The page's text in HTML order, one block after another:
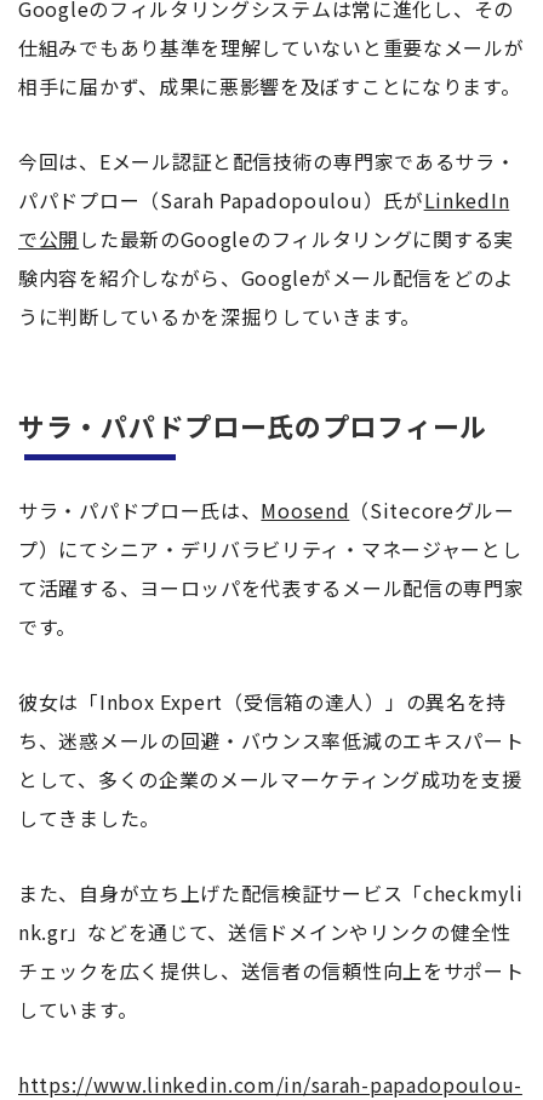
Googleのフィルタリングシステムは常に進化し、その
仕組みでもあり基準を理解していないと重要なメールが
相手に届かず、成果に悪影響を及ぼすことになります。
今回は、Eメール認証と配信技術の専門家であるサラ・
パパドプロー（Sarah Papadopoulou）氏がLinkedIn
で公開 した最新のGoogleのフィルタリングに関する実
験内容を紹介しながら、Googleがメール配信をどのよ
うに判断しているかを深掘りしていきます。
サラ・パパドプロー氏のプロフィール
サラ・パパドプロー氏は、 Moosend （Sitecoreグルー
プ）にてシニア・デリバラビリティ・マネージャーとし
て活躍する、ヨーロッパを代表するメール配信の専門家
です。
彼女は「Inbox Expert（受信箱の達人）」の異名を持
ち、迷惑メールの回避・バウンス率低減のエキスパート
として、多くの企業のメールマーケティング成功を支援
してきました。
また、自身が立ち上げた配信検証サービス「checkmyli
nk.gr」などを通じて、送信ドメインやリンクの健全性
チェックを広く提供し、送信者の信頼性向上をサポート
しています。
https://www.linkedin.com/in/sarah-papadopoulou-